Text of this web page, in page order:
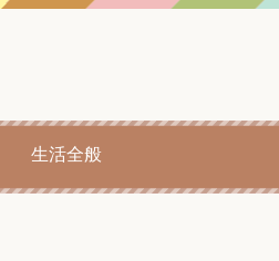
生活全般